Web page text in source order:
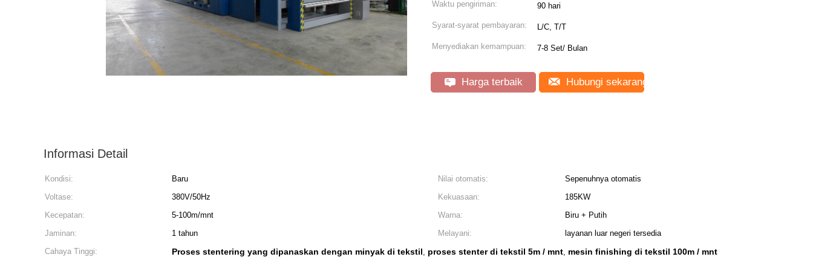
Waktu pengiriman: 90 hari
Syarat-syarat pembayaran: L/C, T/T
Menyediakan kemampuan: 7-8 Set/ Bulan
Harga terbaik Hubungi sekarang
Informasi Detail
Kondisi: Baru Nilai otomatis:
Sepenuhnya otomatis
Voltase:
380V/50Hz Kekuasaan:
185KW
Kecepatan:
5-100m/mnt Warna:
Biru + Putih
Jaminan:
1 tahun Melayani:
layanan luar negeri tersedia
Cahaya Tinggi:
Proses stentering yang dipanaskan dengan minyak di tekstil, proses stenter di tekstil 5m / mnt, mesin finishing di tekstil 100m / mnt